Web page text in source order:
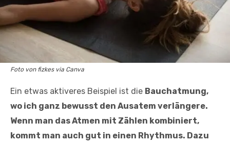
Foto von fizkes via Canva
Ein etwas aktiveres Beispiel ist die Bauchatmung,
wo ich ganz bewusst den Ausatem verlängere.
Wenn man das Atmen mit Zählen kombiniert,
kommt man auch gut in einen Rhythmus. Dazu